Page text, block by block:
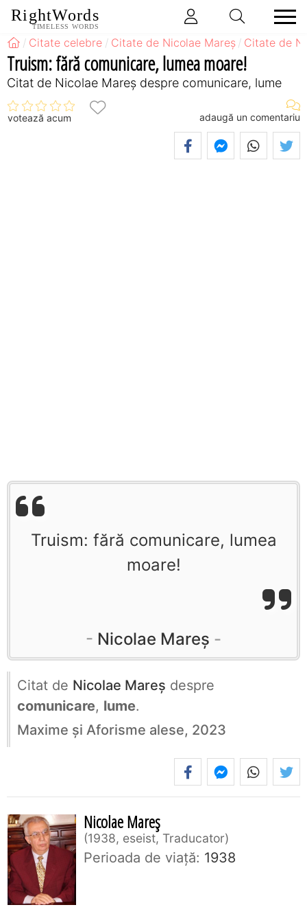
RightWords
TIMELESS WORDS
Citate celebre Citate de Nicolae Mareș Citate de
Truism: fără comunicare, lumea moare!
Citat de Nicolae Mareș despre comunicare, lume
votează acum adaugă un comentariu
Truism: fără comunicare, lumea
moare!
Nicolae Mareș
Citat de Nicolae Mareș despre
comunicare, lume.
Maxime și Aforisme alese, 2023
Nicolae Mareș
1938, eseist, Traducator
Perioada de viaţă: 1938